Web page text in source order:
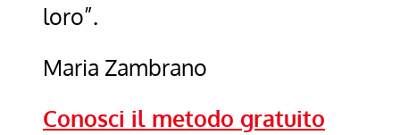
loro”.
Maria Zambrano
Conosci il metodo gratuito